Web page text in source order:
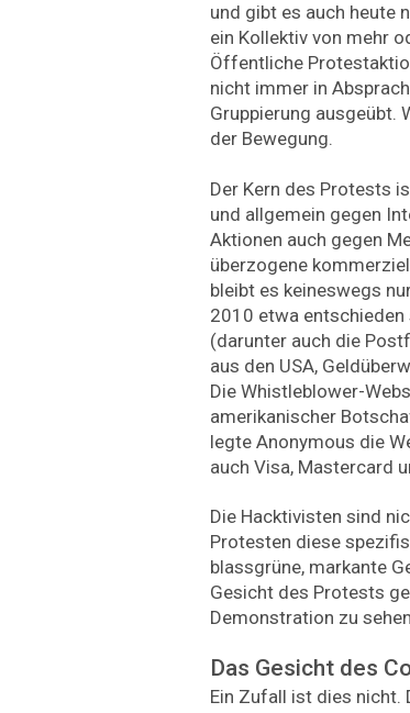
und gibt es auch heute
ein Kollektiv von mehr
Öffentliche
nicht immer in
Gruppierung ausgeübt.
der Bewegung.
Der Kern des Protests
und allgemein gegen
Aktionen auch gegen
überzogene
bleibt es keineswegs
2010 etwa
(darunter auch die
aus den USA,
Die Whistleblower-
amerikanischer
legte Anonymous die
auch Visa, Mastercard
Die Hacktivisten sind
Protesten diese
blassgrüne, markante
Gesicht des Protests
Demonstration zu
Das Gesicht des
Ein Zufall ist dies nicht.